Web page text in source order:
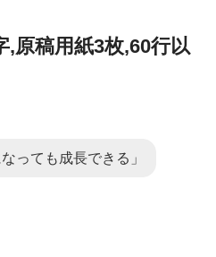
,原稿用紙3枚,60行以
なっても成長できる」